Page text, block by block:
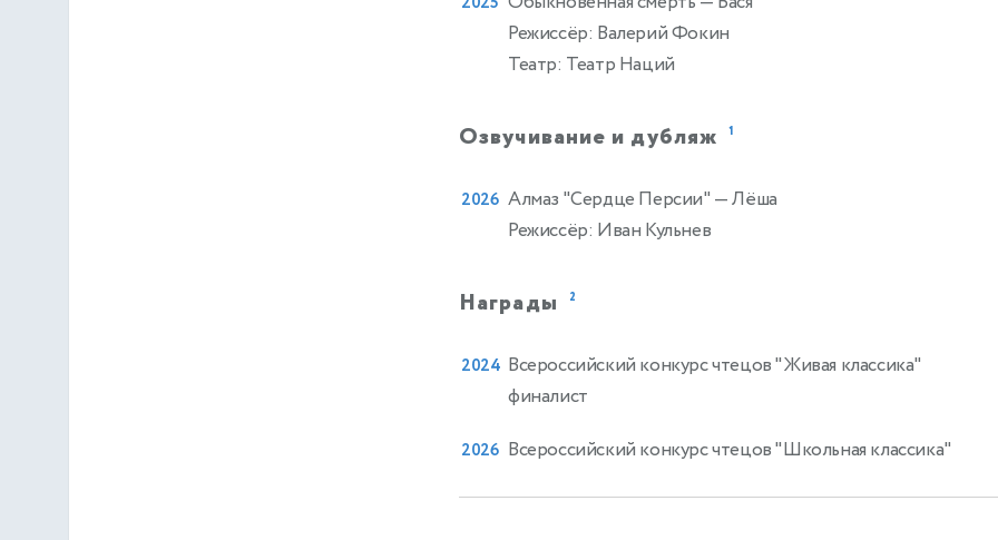
Режиссёр: Валерий Фокин
Театр: Театр Наций
Озвучивание и дубляж1
2026 Алмаз "Сердце Персии" — Лёша
Режиссёр: Иван Кульнев
Награды 2
2024 Всероссийский конкурс чтецов "Живая классика"
финалист
2026 Всероссийский конкурс чтецов "Школьная классика"